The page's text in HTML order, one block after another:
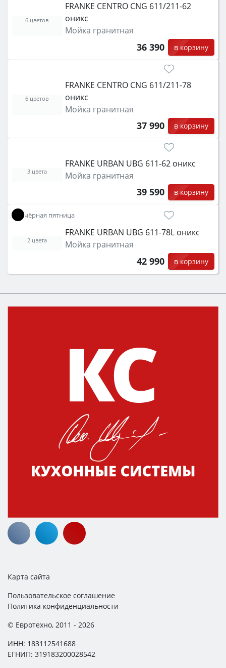
FRANKE CENTRO CNG 611/211-62
оникс
Мойка гранитная
36 390 в корзину
6 цветов
FRANKE CENTRO CNG 611/211-78
оникс
Мойка гранитная
37 990 в корзину
6 цветов
FRANKE URBAN UBG 611-62 оникс
Мойка гранитная
39 590 в корзину
3 цвета
чёрная пятница
FRANKE URBAN UBG 611-78L оникс
Мойка гранитная
42 990 в корзину
2 цвета
Карта сайта
Пользовательское соглашение
Политика конфиденциальности
© Евротехно, 2011 - 2026
ИНН: 183112541688
ЕГНИП: 319183200028542